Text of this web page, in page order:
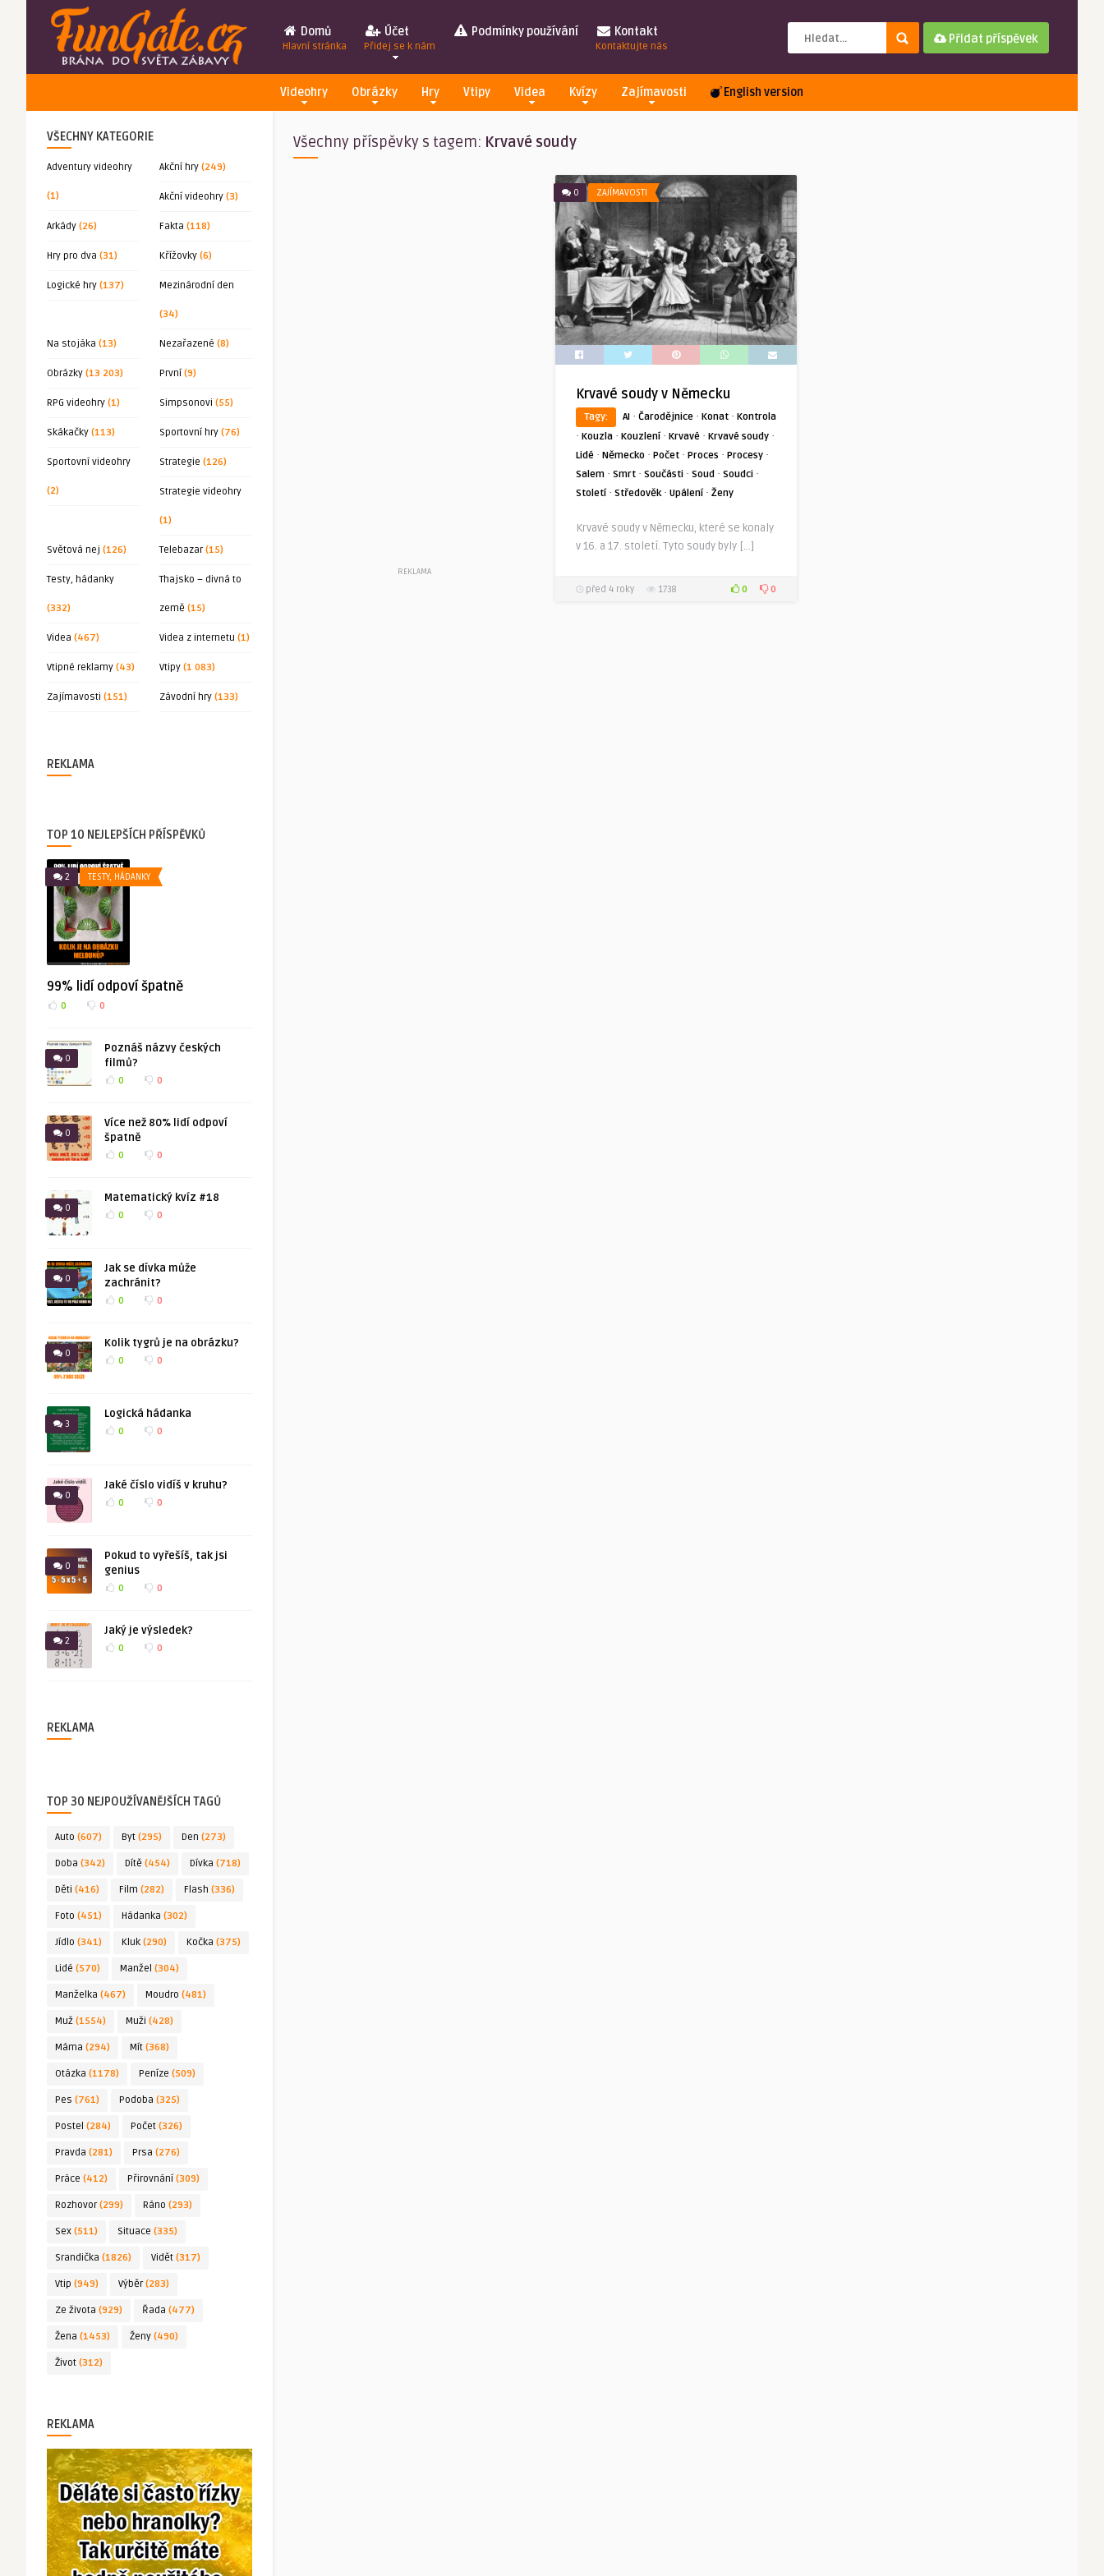
Domů
Hlavní stránka
Účet
Přidej se k nám
Podmínky používání Kontakt
Kontaktujte nás
Přidat příspěvek
Videohry Obrázky Hry Vtipy Videa Kvízy Zajímavosti English version
VŠECHNY KATEGORIE
Adventury videohry
(1)
Akční hry (249)
Akční videohry (3)
Arkády (26) Fakta (118)
Hry pro dva (31) Křížovky (6)
Logické hry (137) Mezinárodní den
(34)
Na stojáka (13) Nezařazené (8)
Obrázky (13 203) První (9)
RPG videohry (1) Simpsonovi (55)
Skákačky (113) Sportovní hry (76)
Sportovní videohry
(2)
Strategie (126)
Strategie videohry
(1)
Světová nej (126) Telebazar(15)
Testy, hádanky
(332)
Thajsko – divná to
země (15)
Videa (467) Videa z internetu (1)
Vtipné reklamy (43) Vtipy (1 083)
Zajímavosti (151) Závodní hry (133)
REKLAMA
TOP 10 NEJLEPŠÍCH PŘÍSPĚVKŮ
2 TESTY, HÁDANKY
99% lidí odpoví špatně
0 0
0
Poznáš názvy českých
filmů?
0 0
0
Více než 80% lidí odpoví
špatně
0 0
0
Matematický kvíz #18
0 0
0
Jak se dívka může
zachránit?
0 0
0
Kolik tygrů je na obrázku?
0 0
3
Logická hádanka
0 0
0
Jaké číslo vidíš v kruhu?
0 0
0
Pokud to vyřešíš, tak jsi
genius
0 0
2
Jaký je výsledek?
0 0
REKLAMA
TOP 30 NEJPOUŽÍVANĚJŠÍCH TAGŮ
Auto (607) Byt (295) Den (273)
Doba (342) Dítě (454) Dívka (718)
Děti (416) Film (282) Flash (336)
Foto (451) Hádanka (302)
Jídlo (341) Kluk (290) Kočka (375)
Lidé (570) Manžel (304)
Manželka (467) Moudro (481)
Muž (1554) Muži (428)
Máma (294) Mít (368)
Otázka (1178) Peníze (509)
Pes (761) Podoba (325)
Postel (284) Počet (326)
Pravda (281) Prsa (276)
Práce (412) Přirovnání (309)
Rozhovor(299) Ráno (293)
Sex (511) Situace (335)
Srandička (1826) Vidět (317)
Vtip (949) Výběr(283)
Ze života (929) Řada (477)
Žena (1453) Ženy (490)
Život (312)
REKLAMA
Všechny příspěvky s tagem: Krvavé soudy
REKLAMA
0 ZAJÍMAVOSTI
Krvavé soudy v Německu
Tagy: AI · Čarodějnice · Konat · Kontrola
· Kouzla · Kouzlení· Krvavé · Krvavé soudy ·
Lidé · Německo · Počet · Proces · Procesy ·
Salem · Smrt · Součásti · Soud · Soudci ·
Století· Středověk· Upálení· Ženy
Krvavé soudy v Německu, které se konaly
v 16. a 17. století. Tyto soudy byly […]
před 4 roky 1738 0 0